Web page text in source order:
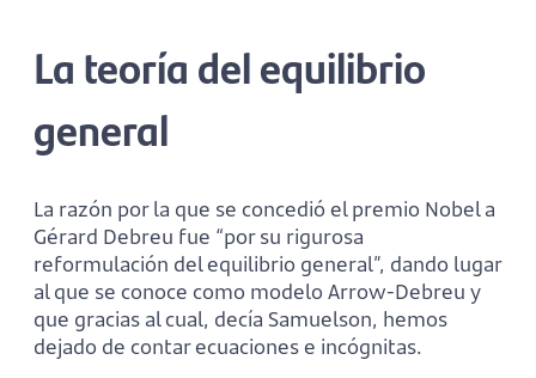
La teoría del equilibrio
general
La razón por la que se concedió el premio Nobel a
Gérard Debreu fue “por su rigurosa
reformulación del equilibrio general”, dando lugar
al que se conoce como modelo Arrow-Debreu y
que gracias al cual, decía Samuelson, hemos
dejado de contar ecuaciones e incógnitas.